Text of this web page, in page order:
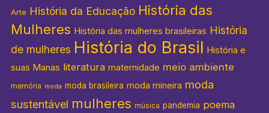
Arte História da Educação História das
Mulheres História das mulheres brasileiras História
de mulheres História do Brasil História e
suas Manas literatura maternidade meio ambiente
memória moda moda brasileira moda mineira moda
sustentável mulheres música pandemia poema